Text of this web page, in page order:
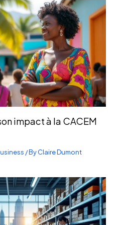
impact à la CACEM
/ ByClaire Dumont